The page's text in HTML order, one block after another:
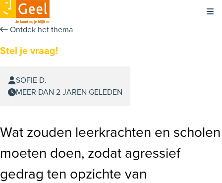
Ontdek het thema
Stel je vraag!
SOFIE D.
MEER DAN 2 JAREN GELEDEN
Wat zouden leerkrachten en scholen
moeten doen, zodat agressief
gedrag ten opzichte van